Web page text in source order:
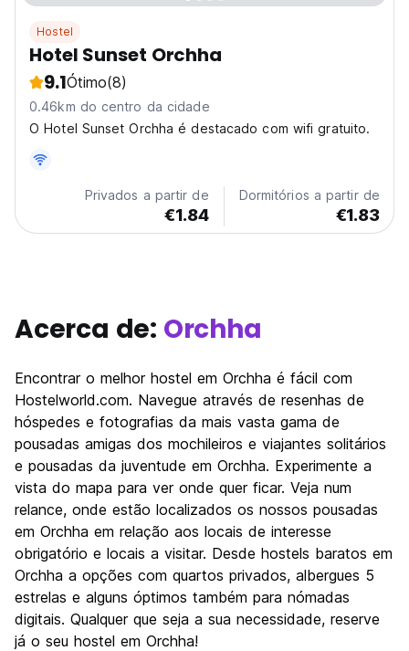
Hostel
Hotel Sunset Orchha
9.1Ótimo(8)
0.46km do centro da cidade
O Hotel Sunset Orchha é destacado com wifi gratuito.
Privados a partir de
€1.84
Dormitórios a partir de
€1.83
Acerca de: Orchha
Encontrar o melhor hostel em Orchha é fácil com
Hostelworld.com. Navegue através de resenhas de
hóspedes e fotografias da mais vasta gama de
pousadas amigas dos mochileiros e viajantes solitários
e pousadas da juventude em Orchha. Experimente a
vista do mapa para ver onde quer ficar. Veja num
relance, onde estão localizados os nossos pousadas
em Orchha em relação aos locais de interesse
obrigatório e locais a visitar. Desde hostels baratos em
Orchha a opções com quartos privados, albergues 5
estrelas e alguns óptimos também para nómadas
digitais. Qualquer que seja a sua necessidade, reserve
já o seu hostel em Orchha!